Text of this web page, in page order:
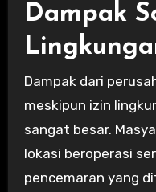
Dampak
Dampak dari
meskipun izin
sangat besar.
lokasi beroperasi
pencemaran yang